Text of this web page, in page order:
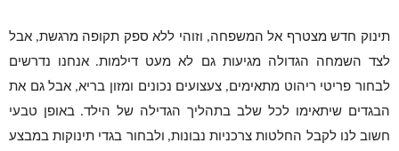
תינוק חדש מצטרף אל המשפחה, וזוהי ללא ספק תקופה מרגשת, אבל
לצד השמחה הגדולה מגיעות גם לא מעט דילמות. אנחנו נדרשים
לבחור פריטי ריהוט מתאימים, צעצועים נכונים ומזון בריא, אבל גם את
הבגדים שיתאימו לכל שלב בתהליך הגדילה של הילד. באופן טבעי
חשוב לנו לקבל החלטות צרכניות נבונות, ולבחור בגדי תינוקות במבצע